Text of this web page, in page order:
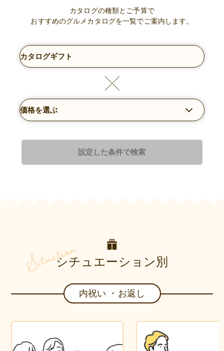
カタログの種類とご予算で
おすすめのグルメカタログを一覧でご案内します。
設定した条件で検索
シチュエーション別
内祝い ・お返し